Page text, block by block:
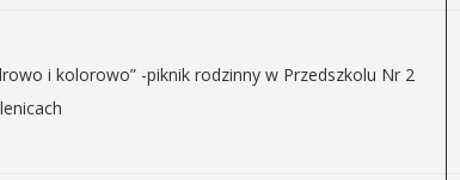
i kolorowo” -piknik rodzinny w Przedszkolu Nr 2